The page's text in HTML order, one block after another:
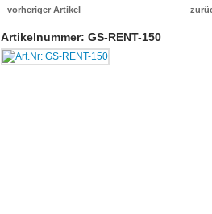
vorheriger Artikel
Artikelnummer: GS-RENT-150